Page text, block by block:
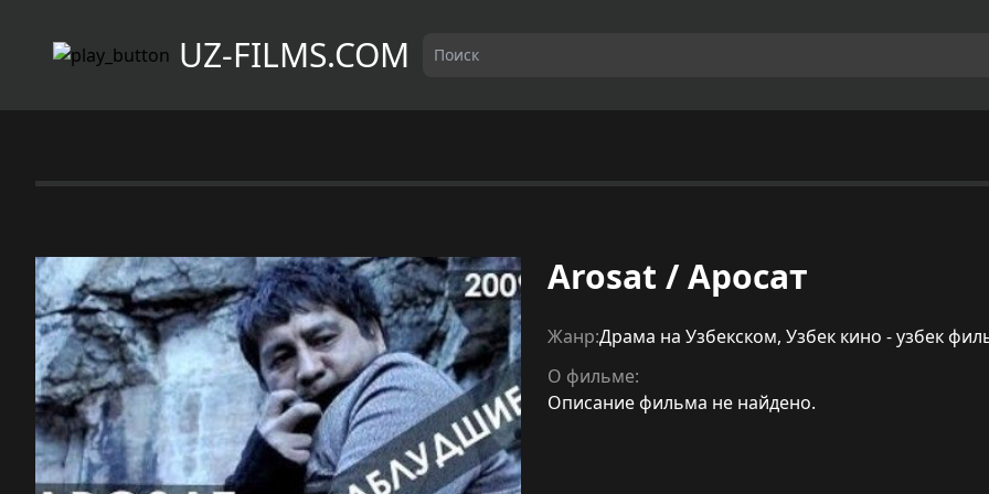
UZ-FILMS.COM
Arosat / Аросат
Жанр:Драма на Узбекском, Узбек кино - узбек
О фильме:
Описание фильма не найдено.